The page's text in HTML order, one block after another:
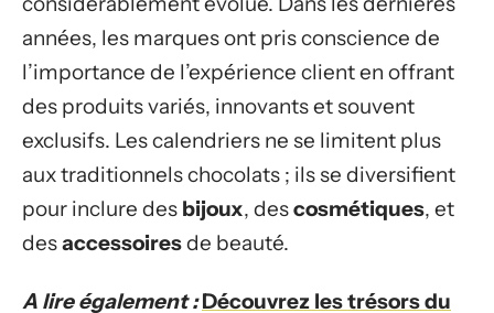
années, les marques ont pris conscience de
l’importance de l’expérience client en offrant
des produits variés, innovants et souvent
exclusifs. Les calendriers ne se limitent plus
aux traditionnels chocolats ; ils se diversifient
pour inclure des bijoux, descosmétiques, et
desaccessoiresde beauté.
A lire également : Découvrez les trésors du